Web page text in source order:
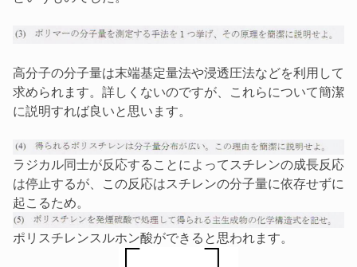
高分子の分子量は末端基定量法や浸透圧法などを利用して
求められます。詳しくないのですが、これらについて簡潔
に説明すれば良いと思います。
ラジカル同士が反応することによってスチレンの成長反応
は停止するが、この反応はスチレンの分子量に依存せずに
起こるため。
ポリスチレンスルホン酸ができると思われます。